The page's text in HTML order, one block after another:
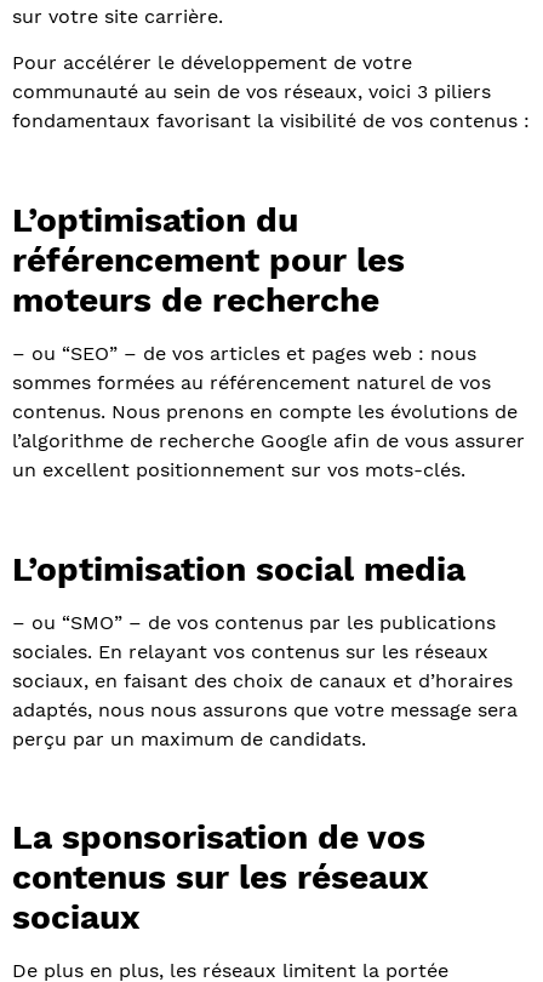
sur votre site carrière.
Pour accélérer le développement de votre
communauté au sein de vos réseaux, voici 3 piliers
fondamentaux favorisant la visibilité de vos contenus :
L’optimisation du
référencement pour les
moteurs de recherche
– ou “SEO” – de vos articles et pages web : nous
sommes formées au référencement naturel de vos
contenus. Nous prenons en compte les évolutions de
l’algorithme de recherche Google afin de vous assurer
un excellent positionnement sur vos mots-clés.
L’optimisation social media
– ou “SMO” – de vos contenus par les publications
sociales. En relayant vos contenus sur les réseaux
sociaux, en faisant des choix de canaux et d’horaires
adaptés, nous nous assurons que votre message sera
perçu par un maximum de candidats.
La sponsorisation de vos
contenus sur les réseaux
sociaux
De plus en plus, les réseaux limitent la portée